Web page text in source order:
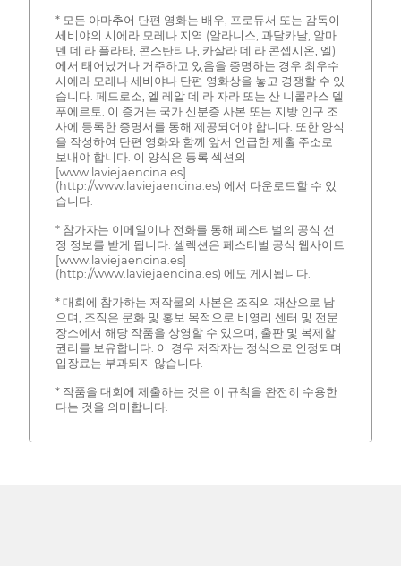
* 모든 아마추어 단편 영화는 배우, 프로듀서 또는 감독이
세비야의 시에라 모레나 지역 (알라니스, 과달카날, 알마
덴 데 라 플라타, 콘스탄티나, 카살라 데 라 콘셉시온, 엘)
에서 태어났거나 거주하고 있음을 증명하는 경우 최우수
시에라 모레나 세비야나 단편 영화상을 놓고 경쟁할 수 있
습니다. 페드로소, 엘 레알 데 라 자라 또는 산 니콜라스 델
푸에르토. 이 증거는 국가 신분증 사본 또는 지방 인구 조
사에 등록한 증명서를 통해 제공되어야 합니다. 또한 양식
을 작성하여 단편 영화와 함께 앞서 언급한 제출 주소로
보내야 합니다. 이 양식은 등록 섹션의
[www.laviejaencina.es]
(http://www.laviejaencina.es) 에서 다운로드할 수 있
습니다.
* 참가자는 이메일이나 전화를 통해 페스티벌의 공식 선
정 정보를 받게 됩니다. 셀렉션은 페스티벌 공식 웹사이트
[www.laviejaencina.es]
(http://www.laviejaencina.es) 에도 게시됩니다.
* 대회에 참가하는 저작물의 사본은 조직의 재산으로 남
으며, 조직은 문화 및 홍보 목적으로 비영리 센터 및 전문
장소에서 해당 작품을 상영할 수 있으며, 출판 및 복제할
권리를 보유합니다. 이 경우 저작자는 정식으로 인정되며
입장료는 부과되지 않습니다.
* 작품을 대회에 제출하는 것은 이 규칙을 완전히 수용한
다는 것을 의미합니다.